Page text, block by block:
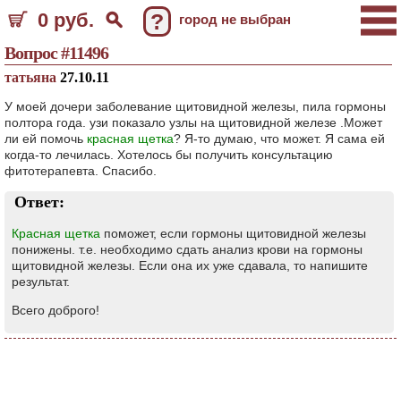
0 руб. ? город не выбран
Вопрос #11496
татьяна 27.10.11
У моей дочери заболевание щитовидной железы, пила гормоны
полтора года. узи показало узлы на щитовидной железе .Может
ли ей помочь красная щетка? Я-то думаю, что может. Я сама ей
когда-то лечилась. Хотелось бы получить консультацию
фитотерапевта. Спасибо.
Ответ:
Красная щетка поможет, если гормоны щитовидной железы
понижены. т.е. необходимо сдать анализ крови на гормоны
щитовидной железы. Если она их уже сдавала, то напишите
результат.
Всего доброго!